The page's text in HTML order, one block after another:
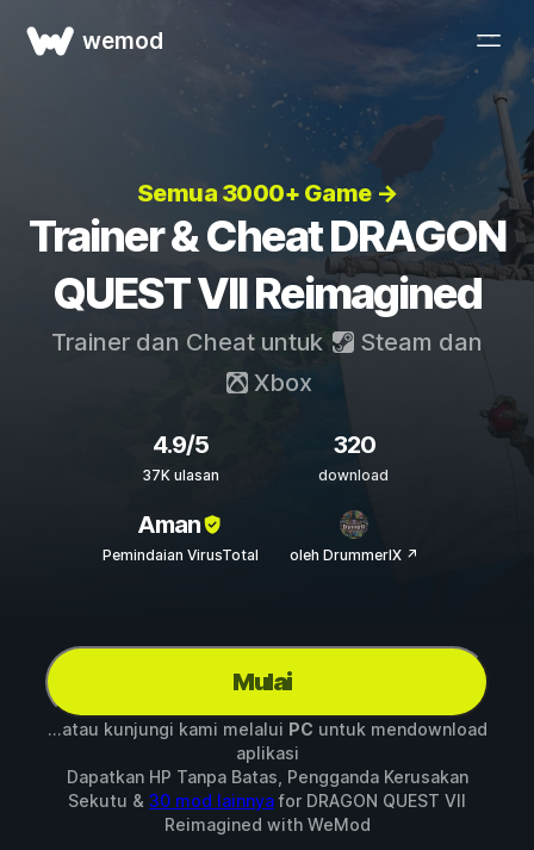
wemod
Semua 3000+ Game →
Trainer & Cheat DRAGON
QUEST VII Reimagined
Trainer dan Cheat untuk Steam dan
Xbox
4.9/5
37K ulasan
320
download
Aman
Pemindaian VirusTotal oleh DrummerIX ↗
Mulai
...atau kunjungi kami melalui PC untuk mendownload
aplikasi
Dapatkan HP Tanpa Batas, Pengganda Kerusakan
Sekutu & 30 mod lainnyafor DRAGON QUEST VII
Reimagined with WeMod